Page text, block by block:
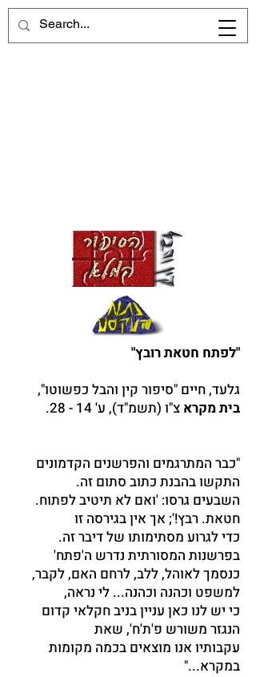
"לפתח חטאת רובץ"
גלעד, חיים "סיפור קין והבל כפשוטו",
בית מקרא צ"ו (תשמ"ד), ע' 14 - 28.
"כבר המתרגמים והפרשנים הקדמונים
התקשו בהבנת כתוב סתום זה.
השבעים גרסו: 'ואם לא תיטיב לפתוח.
חטאת. רבץ!'; אך אין בגירסה זו
כדי לגרוע מסתימותו של דיבר זה.
בפרשנות המסורתית נדרש ה'פתח'
כנסמך לאוהל, ללב, לרחם האם, לקבר,
למשפט וכהנה וכהנה... לי נראה,
כי יש לנו כאן עניין בניב חקלאי קדום
הנגזר משורש פ'ת'ח', שאת
עקבותיו אנו מוצאים בכמה מקומות
במקרא..."